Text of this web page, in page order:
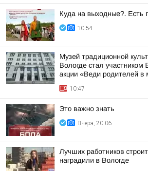
Куда на выходные?. Есть
10:54
Музей традиционной
Вологде стал участником
акции «Веди родителей в
10:47
Это важно знать
Вчера, 20:06
Лучших работников
наградили в Вологде